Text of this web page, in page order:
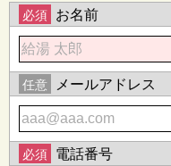
必須 お名前
任意 メールアドレス
必須 電話番号